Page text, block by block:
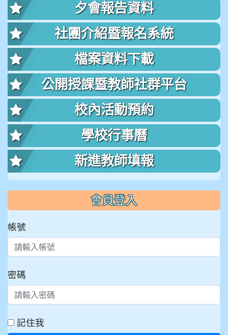
夕會報告資料
社團介紹暨報名系統
檔案資料下載
公開授課暨教師社群平台
校內活動預約
學校行事曆
新進教師填報
會員登入
帳號
密碼
記住我